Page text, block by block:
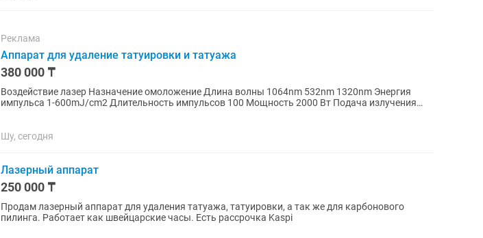
Реклама
Аппарат для удаление татуировки и татуажа
380 000 ₸
Воздействие лазер Назначение омоложение Длина волны 1064nm 532nm 1320nm Энергия
импульса 1-600mJ/cm2 Длительность импульсов 100 Мощность 2000 Вт Подача излучения
Шу, сегодня
Лазерный аппарат
250 000 ₸
Продам лазерный аппарат для удаления татуажа, татуировки, а так же для карбонового
пилинга. Работает как швейцарские часы. Есть рассрочка Kaspi